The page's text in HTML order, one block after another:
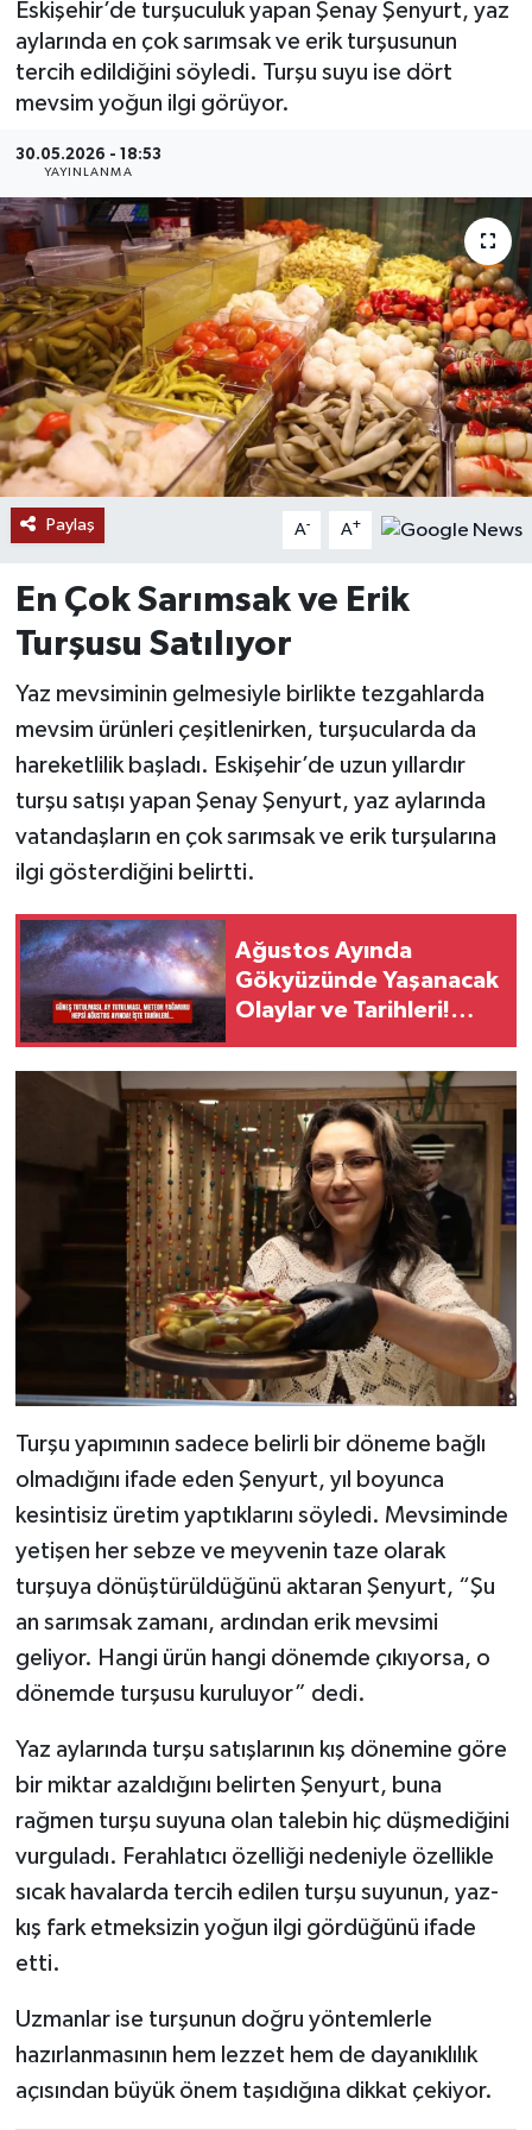
Eskişehir’de turşuculuk yapan Şenay Şenyurt, yaz
aylarında en çok sarımsak ve erik turşusunun
tercih edildiğini söyledi. Turşu suyu ise dört
mevsim yoğun ilgi görüyor.
30.05.2026 - 18:53
YAYINLANMA
Paylaş A- A+
En Çok Sarımsak ve Erik
Turşusu Satılıyor
Yaz mevsiminin gelmesiyle birlikte tezgahlarda
mevsim ürünleri çeşitlenirken, turşucularda da
hareketlilik başladı. Eskişehir’de uzun yıllardır
turşu satışı yapan Şenay Şenyurt, yaz aylarında
vatandaşların en çok sarımsak ve erik turşularına
ilgi gösterdiğini belirtti.
Ağustos Ayında
Gökyüzünde Yaşanacak
Olaylar ve Tarihleri!
Çevirecek Tutulma
Geliyor!
Turşu yapımının sadece belirli bir döneme bağlı
olmadığını ifade eden Şenyurt, yıl boyunca
kesintisiz üretim yaptıklarını söyledi. Mevsiminde
yetişen her sebze ve meyvenin taze olarak
turşuya dönüştürüldüğünü aktaran Şenyurt, “Şu
an sarımsak zamanı, ardından erik mevsimi
geliyor. Hangi ürün hangi dönemde çıkıyorsa, o
dönemde turşusu kuruluyor” dedi.
Yaz aylarında turşu satışlarının kış dönemine göre
bir miktar azaldığını belirten Şenyurt, buna
rağmen turşu suyuna olan talebin hiç düşmediğini
vurguladı. Ferahlatıcı özelliği nedeniyle özellikle
sıcak havalarda tercih edilen turşu suyunun, yaz-
kış fark etmeksizin yoğun ilgi gördüğünü ifade
etti.
Uzmanlar ise turşunun doğru yöntemlerle
hazırlanmasının hem lezzet hem de dayanıklılık
açısından büyük önem taşıdığına dikkat çekiyor.
MAGAZİN
ÖZEL HABER
RESMİ İLANLAR
SAĞLIK
SİYASET
SOSYAL YARDIMLAR
SPONSORLU YAZI
SPOR
TEKNOLOJİ
YAŞAM